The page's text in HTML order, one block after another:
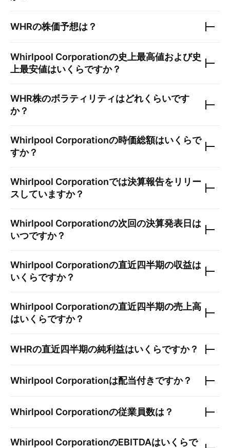
WHRの株価予想は？
Whirlpool Corporationの史上最高値および史
上最安値はいくらですか？
WHR株のボラティリティはどれくらいです
か？
Whirlpool Corporationの時価総額はいくらで
すか？
Whirlpool Corporationでは決算報告をリリー
スしていますか？
Whirlpool Corporationの次回の決算発表日は
いつですか？
Whirlpool Corporationの直近四半期の収益は
いくらですか？
Whirlpool Corporationの直近四半期の売上高
はいくらですか？
WHRの直近四半期の純利益はいくらですか？
Whirlpool Corporationは配当付きですか？
Whirlpool Corporationの従業員数は？
Whirlpool CorporationのEBITDAはいくらで